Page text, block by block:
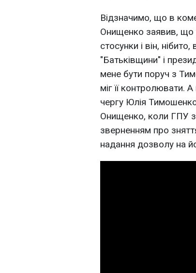
Відзначимо, що в
Онищенко заявив, що
стосунки і він,
"Батьківщини" і
мене бути поруч з
міг її контролювати.
чергу Юлія
Онищенко, коли ГПУ
зверненням про
надання дозволу на